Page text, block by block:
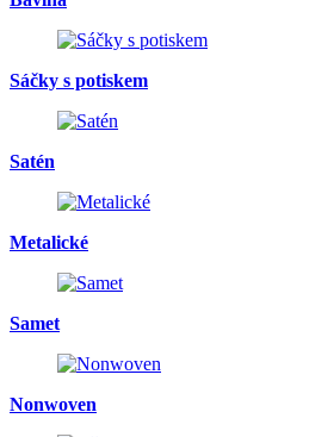
Sáčky s potiskem
Satén
Metalické
Samet
Nonwoven